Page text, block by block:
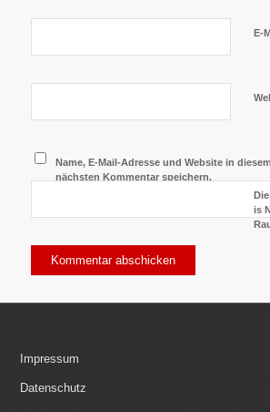
E-
Name, E-Mail-Adresse und Website in
nächsten Kommentar speichern.
is
Impressum
Datenschutz